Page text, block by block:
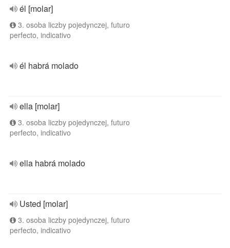
él [molar]
3. osoba liczby pojedynczej, futuro
perfecto, indicativo
él habrá molado
ella [molar]
3. osoba liczby pojedynczej, futuro
perfecto, indicativo
ella habrá molado
Usted [molar]
3. osoba liczby pojedynczej, futuro
perfecto, indicativo